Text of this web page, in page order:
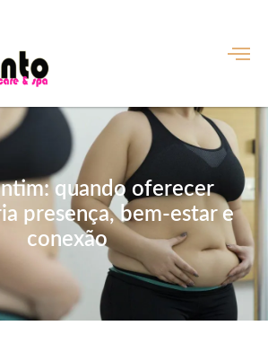
quando oferecer
presença, bem-estar e
conexão